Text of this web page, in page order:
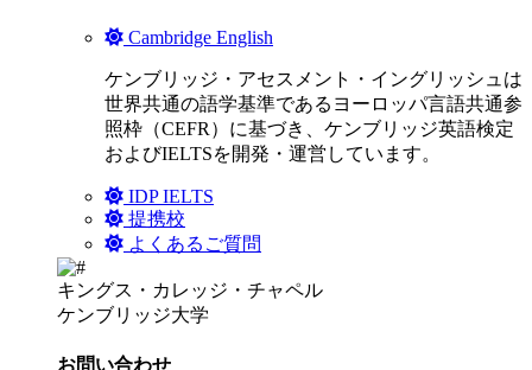
Cambridge English
ケンブリッジ・アセスメント・イングリッシュは
世界共通の語学基準であるヨーロッパ言語共通参
照枠（CEFR）に基づき、ケンブリッジ英語検定
およびIELTSを開発・運営しています。
IDP IELTS
提携校
よくあるご質問
キングス・カレッジ・チャペル
ケンブリッジ大学
お問い合わせ